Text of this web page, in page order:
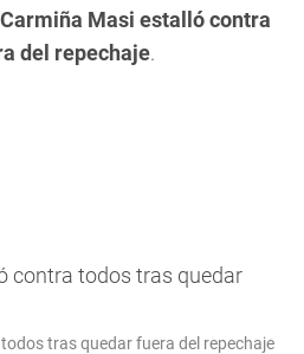
Masi estalló contra
del repechaje.
tras quedar fuera del repechaje